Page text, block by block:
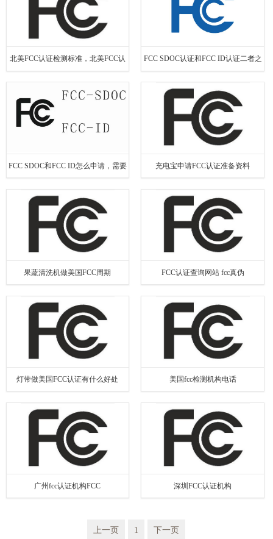
北美FCC认证检测标准，北美FCC认 FCC SDOC认证和FCC ID认证二者之
FCC SDOC和FCC ID怎么申请，需要 充电宝申请FCC认证准备资料
果蔬清洗机做美国FCC周期 FCC认证查询网站 fcc真伪
灯带做美国FCC认证有什么好处 美国fcc检测机构电话
广州fcc认证机构FCC 深圳FCC认证机构
上一页 1 下一页